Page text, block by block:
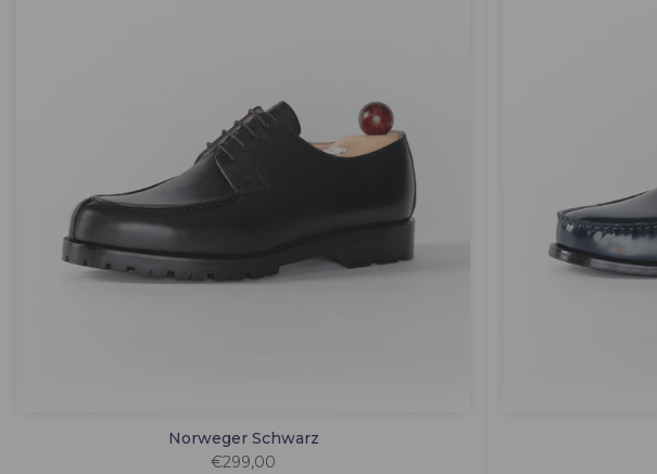
Norweger Schwarz
€299,00